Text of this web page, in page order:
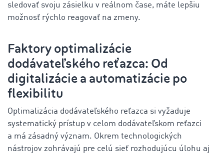
sledovať svoju zásielku v reálnom čase, máte lepšiu
možnosť rýchlo reagovať na zmeny.
Faktory optimalizácie
dodávateľského reťazca: Od
digitalizácie a automatizácie po
flexibilitu
Optimalizácia dodávateľského reťazca si vyžaduje
systematický prístup v celom dodávateľskom reťazci
a má zásadný význam. Okrem technologických
nástrojov zohrávajú pre celú sieť rozhodujúcu úlohu aj